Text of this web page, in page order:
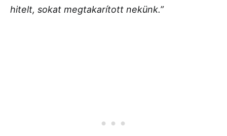
hitelt, sokat megtakarított nekünk.”